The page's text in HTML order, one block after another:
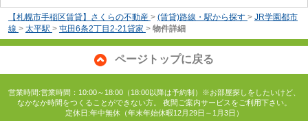
【札幌市手稲区賃貸】さくらの不動産 > (賃貸)路線・駅から探す > JR学園都市
線 > 太平駅 > 屯田6条2丁目2-21貸家 > 物件詳細
ページトップに戻る
営業時間:営業時間：10:00～18:00（18:00以降は予約制）※お部屋探しをしたいけど、
なかなか時間をつくることができない方。 夜間ご案内サービスをご利用下さい。
定休日:年中無休（年末年始休暇12月29日～1月3日）